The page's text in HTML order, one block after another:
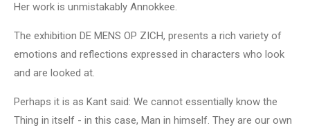
Her work is unmistakably Annokkee.
The exhibition DE MENS OP ZICH, presents a rich variety of
emotions and reflections expressed in characters who look
and are looked at.
Perhaps it is as Kant said: We cannot essentially know the
Thing in itself - in this case, Man in himself. They are our own